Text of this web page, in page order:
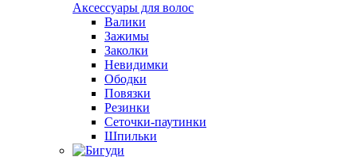
Аксессуары для волос
Валики
Зажимы
Заколки
Невидимки
Ободки
Повязки
Резинки
Сеточки-паутинки
Шпильки